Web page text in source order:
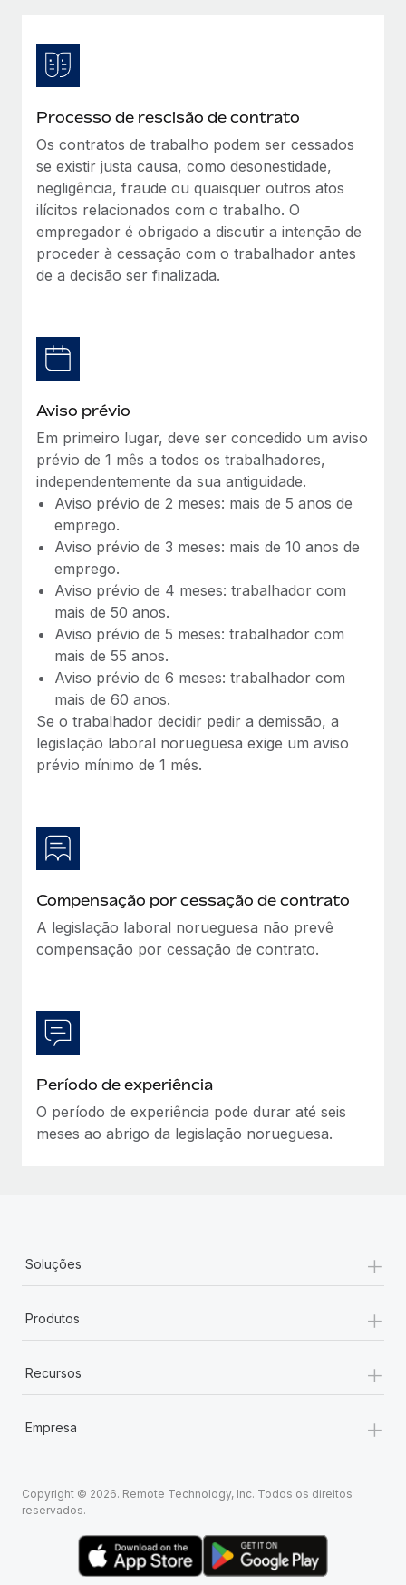
Processo de rescisão de contrato
Os contratos de trabalho podem ser cessados
se existir justa causa, como desonestidade,
negligência, fraude ou quaisquer outros atos
ilícitos relacionados com o trabalho. O
empregador é obrigado a discutir a intenção de
proceder à cessação com o trabalhador antes
de a decisão ser finalizada.
Aviso prévio
Em primeiro lugar, deve ser concedido um aviso
prévio de 1 mês a todos os trabalhadores,
independentemente da sua antiguidade.
Aviso prévio de 2 meses: mais de 5 anos de
emprego.
Aviso prévio de 3 meses: mais de 10 anos de
emprego.
Aviso prévio de 4 meses: trabalhador com
mais de 50 anos.
Aviso prévio de 5 meses: trabalhador com
mais de 55 anos.
Aviso prévio de 6 meses: trabalhador com
mais de 60 anos.
Se o trabalhador decidir pedir a demissão, a
legislação laboral norueguesa exige um aviso
prévio mínimo de 1 mês.
Compensação por cessação de contrato
A legislação laboral norueguesa não prevê
compensação por cessação de contrato.
Período de experiência
O período de experiência pode durar até seis
meses ao abrigo da legislação norueguesa.
Soluções +
Produtos +
Recursos +
Empresa +
Copyright © 2026. Remote Technology, Inc. Todos os direitos
reservados.